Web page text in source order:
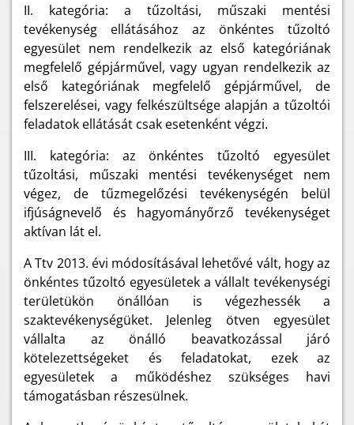
II. kategória: a tűzoltási, műszaki mentési
tevékenység ellátásához az önkéntes tűzoltó
egyesület nem rendelkezik az első kategóriának
megfelelő gépjárművel, vagy ugyan rendelkezik az
első kategóriának megfelelő gépjárművel, de
felszerelései, vagy felkészültsége alapján a tűzoltói
feladatok ellátását csak esetenként végzi.
III. kategória: az önkéntes tűzoltó egyesület
tűzoltási, műszaki mentési tevékenységet nem
végez, de tűzmegelőzési tevékenységén belül
ifjúságnevelő és hagyományőrző tevékenységet
aktívan lát el.
A Ttv 2013. évi módosításával lehetővé vált, hogy az
önkéntes tűzoltó egyesületek a vállalt tevékenységi
területükön önállóan is végezhessék a
szaktevékenységüket. Jelenleg ötven egyesület
vállalta az önálló beavatkozással járó
kötelezettségeket és feladatokat, ezek az
egyesületek a működéshez szükséges havi
támogatásban részesülnek.